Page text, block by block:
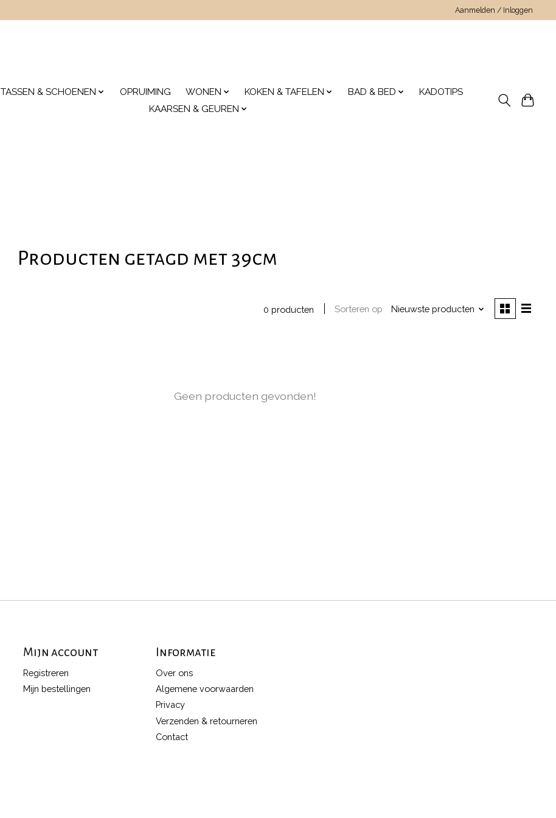
Aanmelden / Inloggen
TASSEN & SCHOENEN OPRUIMING WONEN KOKEN & TAFELEN BAD & BED
KADOTIPS
KAARSEN & GEUREN
Producten getagd met 39cm
0 producten Sorteren op Nieuwste producten
Geen producten gevonden!
Mijn account
Registreren
Mijn bestellingen
Informatie
Over ons
Algemene voorwaarden
Privacy
Verzenden & retourneren
Contact